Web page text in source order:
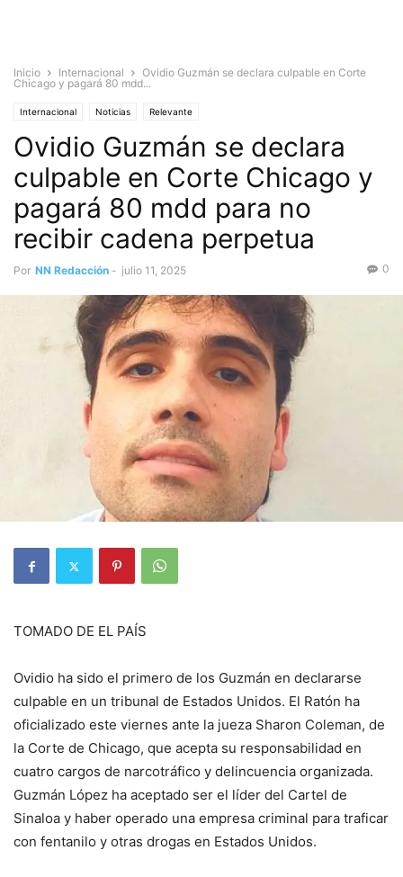
Inicio Internacional
Ovidio Guzmán se declara culpable en Corte
Chicago y pagará 80 mdd...
Internacional Noticias Relevante
Ovidio Guzmán se declara
culpable en Corte Chicago y
pagará 80 mdd para no
recibir cadena perpetua
Por NN Redacción - julio 11, 2025 0
TOMADO DE EL PAÍS
Ovidio ha sido el primero de los Guzmán en declararse
culpable en un tribunal de Estados Unidos. El Ratón ha
oficializado este viernes ante la jueza Sharon Coleman, de
la Corte de Chicago, que acepta su responsabilidad en
cuatro cargos de narcotráfico y delincuencia organizada.
Guzmán López ha aceptado ser el líder del Cartel de
Sinaloa y haber operado una empresa criminal para traficar
con fentanilo y otras drogas en Estados Unidos.